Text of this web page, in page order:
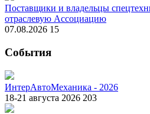
Поставщики и владельцы
отраслевую Ассоциацию
07.08.2026 15
События
ИнтерАвтоМеханика - 2026
18-21 августа 2026 203